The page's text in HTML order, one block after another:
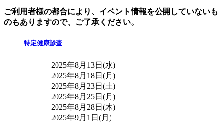
ご利用者様の都合により、イベント情報を公開していないも
のもありますので、ご了承ください。
特定健康診査
2025年8月13日(水)
2025年8月18日(月)
2025年8月23日(土)
2025年8月25日(月)
2025年8月28日(木)
2025年9月1日(月)